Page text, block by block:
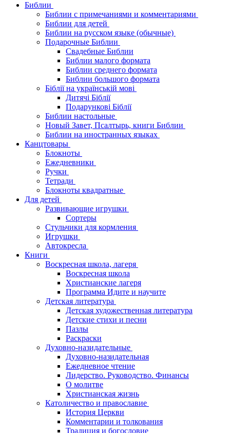
Библии
Библии с примечаниями и комментариями
Библии для детей
Библии на русском языке (обычные)
Подарочные Библии
Свадебные Библии
Библии малого формата
Библии среднего формата
Библии большого формата
Біблії на українській мові
Дитячі Біблії
Подарункові Біблії
Библии настольные
Новый Завет, Псалтырь, книги Библии
Библии на иностранных языках
Канцтовары
Блокноты
Ежедневники
Ручки
Тетради
Блокноты квадратные
Для детей
Развивающие игрушки
Сортеры
Стульчики для кормления
Игрушки
Автокресла
Книги
Воскресная школа, лагеря
Воскресная школа
Христианские лагеря
Программа Идите и научите
Детская литература
Детская художественная литература
Детские стихи и песни
Пазлы
Раскраски
Духовно-назидательные
Духовно-назидательная
Ежедневное чтение
Лидерство. Руководство. Финансы
О молитве
Христианская жизнь
Католичество и православие
История Церкви
Комментарии и толкования
Традиция и богословие